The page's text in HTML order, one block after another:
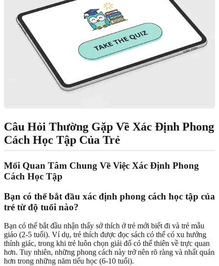
Câu Hỏi Thường Gặp Về Xác Định Phong
Cách Học Tập Của Trẻ
Mối Quan Tâm Chung Về Việc Xác Định Phong
Cách Học Tập
Bạn có thể bắt đầu xác định phong cách học tập của
trẻ từ độ tuổi nào?
Bạn có thể bắt đầu nhận thấy sở thích ở trẻ mới biết đi và trẻ mẫu
giáo (2-5 tuổi). Ví dụ, trẻ thích được đọc sách có thể có xu hướng
thính giác, trong khi trẻ luôn chọn giải đố có thể thiên về trực quan
hơn. Tuy nhiên, những phong cách này trở nên rõ ràng và nhất quán
hơn trong những năm tiểu học (6-10 tuổi).